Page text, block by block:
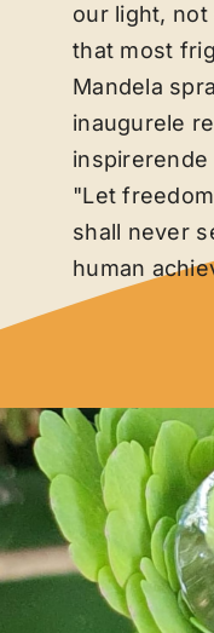
our light,
that most
Mandela
inaugurele
"Let
shall never
human